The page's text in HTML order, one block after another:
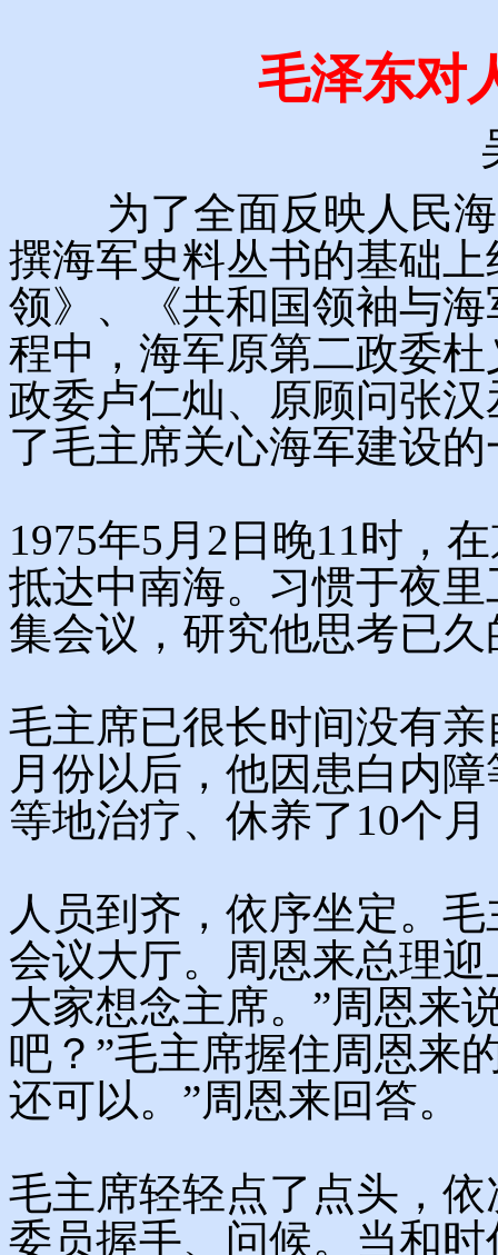
毛泽东对
为了全面反映人民海
撰海军史料丛书的基础
领》、《共和国领袖与
程中，海军原第二政委
政委卢仁灿、原顾问张
了毛主席关心海军建设
1975年5月2日晚11时，
抵达中南海。习惯于夜
集会议，研究他思考已
毛主席已很长时间没有
月份以后，他因患白内
等地治疗、休养了10个
人员到齐，依序坐定。
会议大厅。周恩来总理
大家想念主席。”周恩来
吧？”毛主席握住周恩来
还可以。”周恩来回答。
毛主席轻轻点了点头，
委员握手、问候。当和